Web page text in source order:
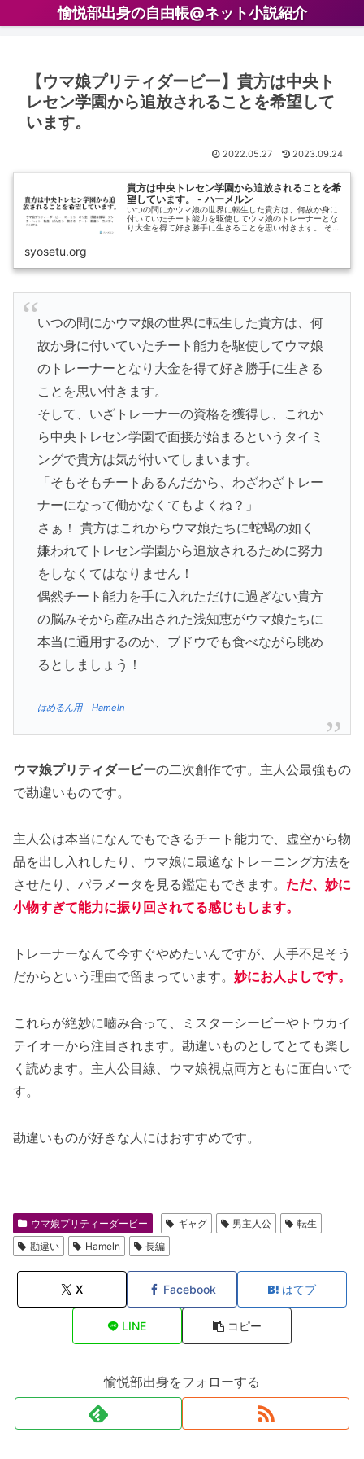
愉悦部出身の自由帳@ネット小説紹介
【ウマ娘プリティダービー】貴方は中央ト
レセン学園から追放されることを希望して
います。
2022.05.27 2023.09.24
貴方は中央トレセン学園から追放されることを希
望しています。 - ハーメルン
いつの間にかウマ娘の世界に転生した貴方は、何故か身に
付いていたチート能力を駆使してウマ娘のトレーナーとな
り大金を得て好き勝手に生きることを思い付きます。 そし
syosetu.org
いつの間にかウマ娘の世界に転生した貴方は、何
故か身に付いていたチート能力を駆使してウマ娘
のトレーナーとなり大金を得て好き勝手に生きる
ことを思い付きます。
そして、いざトレーナーの資格を獲得し、これか
ら中央トレセン学園で面接が始まるというタイミ
ングで貴方は気が付いてしまいます。
「そもそもチートあるんだから、わざわざトレー
ナーになって働かなくてもよくね？」
さぁ！ 貴方はこれからウマ娘たちに蛇蝎の如く
嫌われてトレセン学園から追放されるために努力
をしなくてはなりません！
偶然チート能力を手に入れただけに過ぎない貴方
の脳みそから産み出された浅知恵がウマ娘たちに
本当に通用するのか、ブドウでも食べながら眺め
るとしましょう！
はめるん用 – Hameln
ウマ娘プリティダービーの二次創作です。主人公最強もの
で勘違いものです。
主人公は本当になんでもできるチート能力で、虚空から物
品を出し入れしたり、ウマ娘に最適なトレーニング方法を
させたり、パラメータを見る鑑定もできます。 ただ、妙に
小物すぎて能力に振り回されてる感じもします。
トレーナーなんて今すぐやめたいんですが、人手不足そう
だからという理由で留まっています。 妙にお人よしです。
これらが絶妙に嚙み合って、ミスターシービーやトウカイ
テイオーから注目されます。勘違いものとしてとても楽し
く読めます。主人公目線、ウマ娘視点両方ともに面白いで
す。
勘違いものが好きな人にはおすすめです。
ウマ娘プリティーダービー ギャグ 男主人公
転生
勘違い
Hameln 長編
X Facebook はてブ
LINE コピー
愉悦部出身をフォローする